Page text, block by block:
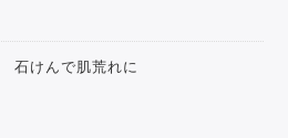
石けんで肌荒れに